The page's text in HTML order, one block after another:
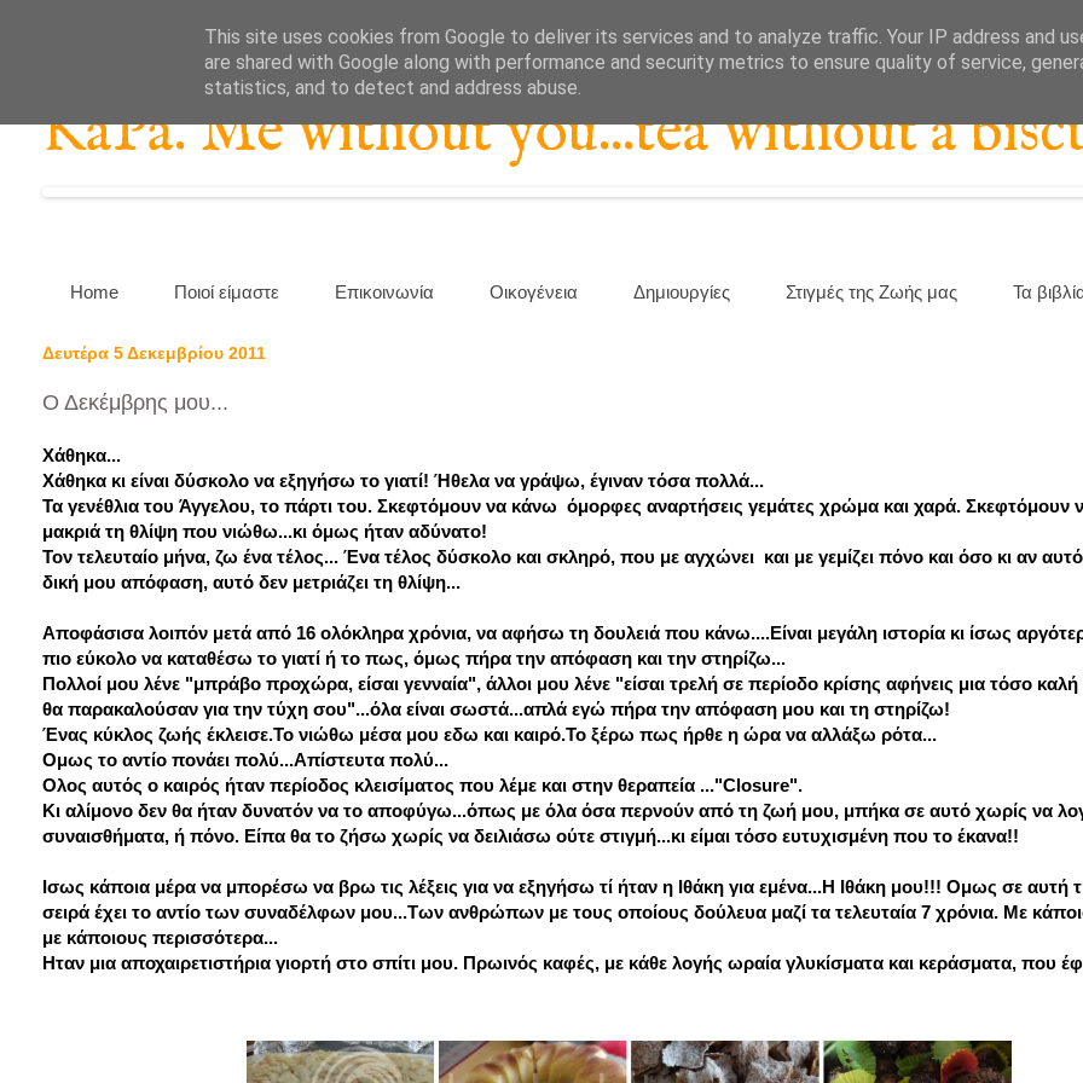
KaPa. Me without you...tea without a
Home Ποιοί είμαστε Επικοινωνία Οικογένεια Δημιουργίες Στιγμές της Ζωής μας Τα
Δευτέρα 5 Δεκεμβρίου 2011
Ο Δεκέμβρης μου...
Χάθηκα...
Χάθηκα κι είναι δύσκολο να εξηγήσω το γιατί! Ήθελα να γράψω, έγιναν τόσα πολλά...
Τα γενέθλια του Άγγελου, το πάρτι του. Σκεφτόμουν να κάνω όμορφες αναρτήσεις γεμάτες χρώμα και χαρά. Σκεφτόμουν
μακριά τη θλίψη που νιώθω...κι όμως ήταν αδύνατο!
Τον τελευταίο μήνα, ζω ένα τέλος... Ένα τέλος δύσκολο και σκληρό, που με αγχώνει και με γεμίζει πόνο και όσο κι αν
δική μου απόφαση, αυτό δεν μετριάζει τη θλίψη...
Αποφάσισα λοιπόν μετά από 16 ολόκληρα χρόνια, να αφήσω τη δουλειά που κάνω....Είναι μεγάλη ιστορία κι ίσως
πιο εύκολο να καταθέσω το γιατί ή το πως, όμως πήρα την απόφαση και την στηρίζω...
Πολλοί μου λένε "μπράβο προχώρα, είσαι γενναία", άλλοι μου λένε "είσαι τρελή σε περίοδο κρίσης αφήνεις μια τόσο καλή
θα παρακαλούσαν για την τύχη σου"...όλα είναι σωστά...απλά εγώ πήρα την απόφαση μου και τη στηρίζω!
Ένας κύκλος ζωής έκλεισε.Το νιώθω μέσα μου εδω και καιρό.Το ξέρω πως ήρθε η ώρα να αλλάξω ρότα...
Ομως το αντίο πονάει πολύ...Απίστευτα πολύ...
Ολος αυτός ο καιρός ήταν περίοδος κλεισίματος που λέμε και στην θεραπεία ..."Closure".
Κι αλίμονο δεν θα ήταν δυνατόν να το αποφύγω...όπως με όλα όσα περνούν από τη ζωή μου, μπήκα σε αυτό χωρίς να
συναισθήματα, ή πόνο. Είπα θα το ζήσω χωρίς να δειλιάσω ούτε στιγμή...κι είμαι τόσο ευτυχισμένη που το έκανα!!
Ισως κάποια μέρα να μπορέσω να βρω τις λέξεις για να εξηγήσω τί ήταν η Ιθάκη για εμένα...Η Ιθάκη μου!!! Ομως σε αυτή
σειρά έχει το αντίο των συναδέλφων μου...Των ανθρώπων με τους οποίους δούλευα μαζί τα τελευταία 7 χρόνια. Με
με κάποιους περισσότερα...
Ηταν μια αποχαιρετιστήρια γιορτή στο σπίτι μου. Πρωινός καφές, με κάθε λογής ωραία γλυκίσματα και κεράσματα, που
This site uses cookies from Google to deliver its services and to analyze traffic. Your IP address and
are shared with Google along with performance and security metrics to ensure quality of service,
statistics, and to detect and address abuse.